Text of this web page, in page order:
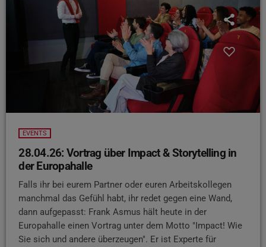
EVENTS
28.04.26: Vortrag über Impact & Storytelling in
der Europahalle
Falls ihr bei eurem Partner oder euren Arbeitskollegen
manchmal das Gefühl habt, ihr redet gegen eine Wand,
dann aufgepasst: Frank Asmus hält heute in der
Europahalle einen Vortrag unter dem Motto "Impact! Wie
Sie sich und andere überzeugen". Er ist Experte für